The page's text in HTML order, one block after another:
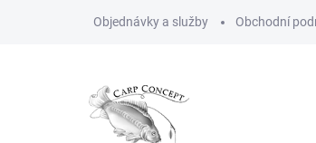
Objednávky a služby Obchodní